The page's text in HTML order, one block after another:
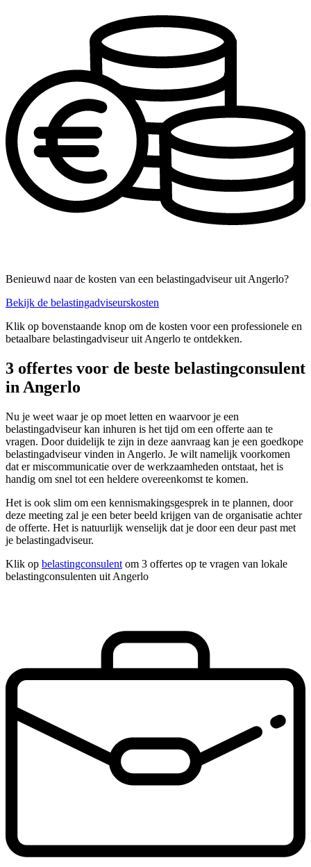
Benieuwd naar de kosten van een belastingadviseur uit Angerlo?
Bekijk de belastingadviseurskosten
Klik op bovenstaande knop om de kosten voor een professionele en
betaalbare belastingadviseur uit Angerlo te ontdekken.
3 offertes voor de beste belastingconsulent
in Angerlo
Nu je weet waar je op moet letten en waarvoor je een
belastingadviseur kan inhuren is het tijd om een offerte aan te
vragen. Door duidelijk te zijn in deze aanvraag kan je een goedkope
belastingadviseur vinden in Angerlo. Je wilt namelijk voorkomen
dat er miscommunicatie over de werkzaamheden ontstaat, het is
handig om snel tot een heldere overeenkomst te komen.
Het is ook slim om een kennismakingsgesprek in te plannen, door
deze meeting zal je een beter beeld krijgen van de organisatie achter
de offerte. Het is natuurlijk wenselijk dat je door een deur past met
je belastingadviseur.
Klik op belastingconsulent om 3 offertes op te vragen van lokale
belastingconsulenten uit Angerlo